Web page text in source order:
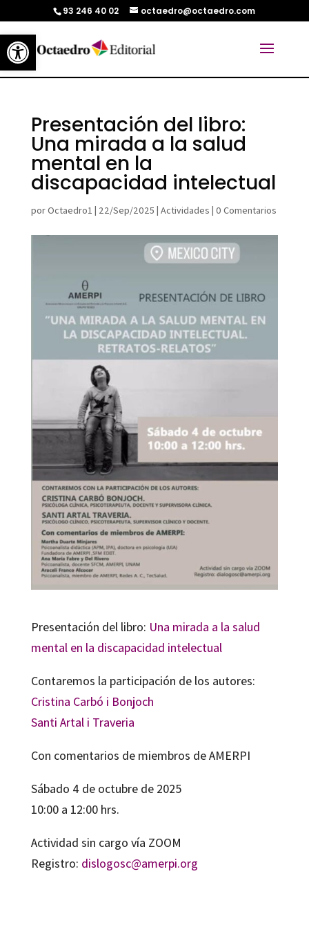
Abrir barra de herramientas
93 246 40 02 octaedro@octaedro.com
Presentación del libro:
Una mirada a la salud
mental en la
discapacidad intelectual
porOctaedro1 | 22/Sep/2025 | Actividades | 0 Comentarios
Presentación del libro: Una mirada a la salud
mental en la discapacidad intelectual
Contaremos la participación de los autores:
Cristina Carbó i Bonjoch
Santi Artal i Traveria
Con comentarios de miembros de AMERPI
Sábado 4 de octubre de 2025
10:00 a 12:00 hrs.
Actividad sin cargo vía ZOOM
Registro: dislogosc@amerpi.org